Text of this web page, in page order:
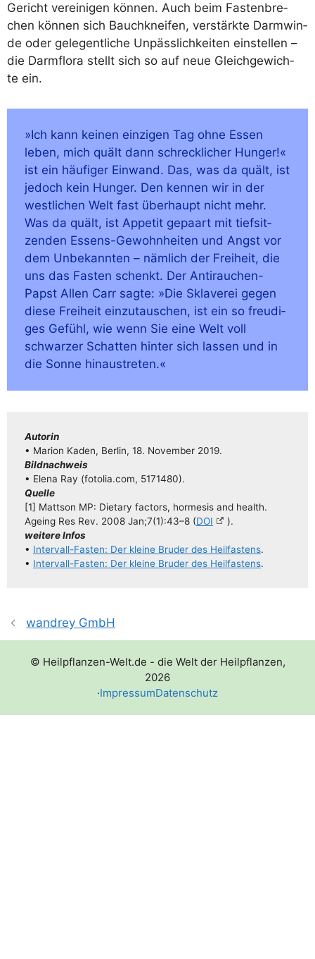
Gericht ver­ei­ni­gen kön­nen. Auch beim Fas­ten­bre­
chen kön­nen sich Bauch­knei­fen, ver­stärk­te Darm­win­
de oder gele­gent­li­che Unpäss­lich­kei­ten ein­stel­len –
die Darm­flo­ra stellt sich so auf neue Gleich­ge­wich­
te ein.
»Ich kann kei­nen ein­zi­gen Tag ohne Essen
leben, mich quält dann schreck­li­cher Hun­ger!«
ist ein häu­fi­ger Ein­wand. Das, was da quält, ist
jedoch kein Hun­ger. Den ken­nen wir in der
west­li­chen Welt fast über­haupt nicht mehr.
Was da quält, ist Appe­tit gepaart mit tief­sit­
zen­den Essens-Gewohn­hei­­ten und Angst vor
dem Unbe­kann­ten – näm­lich der Frei­heit, die
uns das Fas­ten schenkt. Der Anti­rau­chen-
Papst Allen Carr sag­te: »Die Skla­ve­rei gegen
die­se Frei­heit ein­zu­tau­schen, ist ein so freu­di­
ges Gefühl, wie wenn Sie eine Welt voll
schwar­zer Schat­ten hin­ter sich las­sen und in
die Son­ne hinaustreten.«
Autorin
• Mari­on Kaden, Ber­lin, 18. Novem­ber 2019.
Bild­nach­weis
• Ele­na Ray (fotolia.com, 5171480).
Quel­le
[1] Matt­son MP: Die­ta­ry fac­tors, hor­me­sis and health.
Age­ing Res Rev. 2008 Jan;7(1):43–8 (DOI
).
wei­te­re Infos
• Inter­­vall-Fas­­ten: Der klei­ne Bru­der des Heil­fas­tens.
• Inter­­vall-Fas­­ten: Der klei­ne Bru­der des Heil­fas­tens.
wandrey GmbH
© Heilpflanzen-Welt.de - die Welt der Heilpflanzen,
2026
·ImpressumDatenschutz